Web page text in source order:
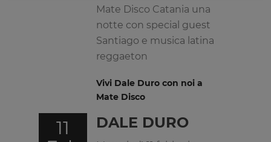
Mate Disco Catania una
notte con special guest
Santiago e musica latina
reggaeton
Vivi Dale Duro con noi a
Mate Disco
11
DALE DURO